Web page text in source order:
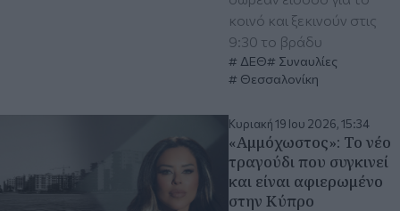
κοινό και ξεκινούν στις
9:30 το βράδυ
ΔΕΘ
Συναυλίες
Θεσσαλονίκη
Κυριακή 19 Ιου 2026, 15:34
«Αμμόχωστος»: Το νέο
τραγούδι που συγκινεί
και είναι αφιερωμένο
στην Κύπρο